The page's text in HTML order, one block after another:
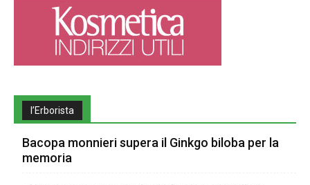
l’Erborista
Bacopa monnieri supera il Ginkgo biloba per la
memoria